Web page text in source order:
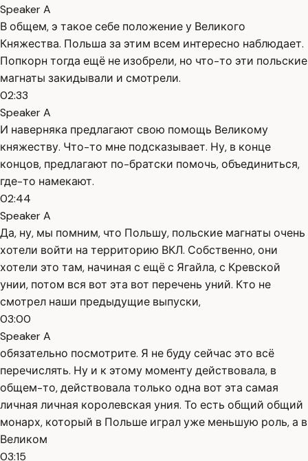
Speaker A
В общем, э такое себе положение у Великого
Княжества. Польша за этим всем интересно наблюдает.
Попкорн тогда ещё не изобрели, но что-то эти польские
магнаты закидывали и смотрели.
02:33
Speaker A
И наверняка предлагают свою помощь Великому
княжеству. Что-то мне подсказывает. Ну, в конце
концов, предлагают по-братски помочь, объединиться,
где-то намекают.
02:44
Speaker A
Да, ну, мы помним, что Польшу, польские магнаты очень
хотели войти на территорию ВКЛ. Собственно, они
хотели это там, начиная с ещё с Ягайла, с Кревской
унии, потом вся вот эта вот перечень уний. Кто не
смотрел наши предыдущие выпуски,
03:00
Speaker A
обязательно посмотрите. Я не буду сейчас это всё
перечислять. Ну и к этому моменту действовала, в
общем-то, действовала только одна вот эта самая
личная личная королевская уния. То есть общий общий
монарх, который в Польше играл уже меньшую роль, а в
Великом
03:15